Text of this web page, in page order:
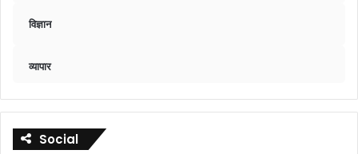
विज्ञान
व्यापार
Social